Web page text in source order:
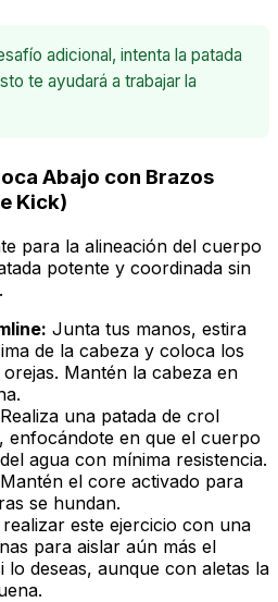
adicional, intenta la patada
te ayudará a trabajar la
Abajo con Brazos
Kick)
para la alineación del cuerpo
potente y coordinada sin
Junta tus manos, estira
de la cabeza y coloca los
Mantén la cabeza en
Realiza una patada de crol
enfocándote en que el cuerpo
agua con mínima resistencia.
Mantén el core activado para
se hundan.
realizar este ejercicio con una
para aislar aún más el
lo deseas, aunque con aletas la